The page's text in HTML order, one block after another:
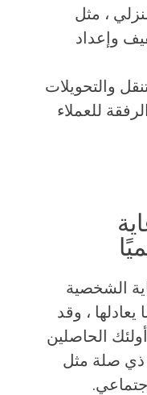
، مثل
وإعداد
والتحويلات
للعملاء
الشخصية
يعادلها ، وقد
الحاصلين
صلة مثل